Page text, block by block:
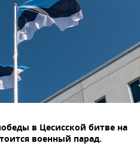
в Цесисской битве на
военный парад.